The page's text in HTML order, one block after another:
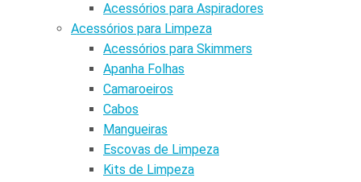
Acessórios para Aspiradores
Acessórios para Limpeza
Acessórios para Skimmers
Apanha Folhas
Camaroeiros
Cabos
Mangueiras
Escovas de Limpeza
Kits de Limpeza